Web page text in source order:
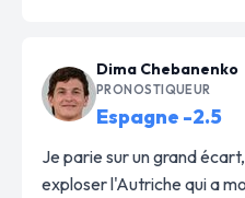
Dima Chebanenko
PRONOSTIQUEUR
Espagne -2.5
Je parie sur un grand
exploser l'Autriche qui a